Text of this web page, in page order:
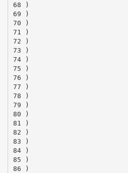
68 )
69 )
70 )
71 )
72 )
73 )
74 )
75 )
76 )
77 )
78 )
79 )
80 )
81 )
82 )
83 )
84 )
85 )
86 )